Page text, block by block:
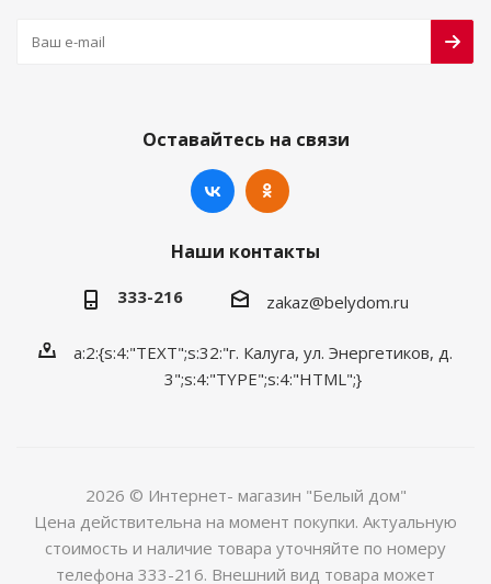
Оставайтесь на связи
Наши контакты
333-216 zakaz@belydom.ru
a:2:{s:4:"TEXT";s:32:"г. Калуга, ул. Энергетиков, д.
3";s:4:"TYPE";s:4:"HTML";}
2026 © Интернет- магазин "Белый дом"
Цена действительна на момент покупки. Актуальную
стоимость и наличие товара уточняйте по номеру
телефона 333-216. Внешний вид товара может